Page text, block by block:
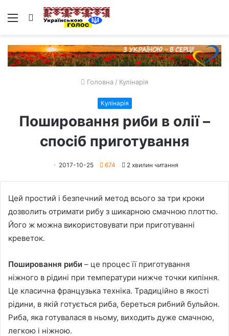
Меню Пошук
Головна / Кулінарія
Кулінарія
Пошировання риби в олії –
спосіб приготування
2017-10-25 674 2 хвилин читання
Цей простий і безпечний метод всього за три кроки
дозволить отримати рибу з шикарною смачною плоттю.
Його ж можна використовувати при приготуванні
креветок.
Пошировання риби – це процес її приготування
ніжного в рідині при температури нижче точки кипіння.
Це класична французька техніка. Традиційно в якості
рідини, в якій готується риба, береться рибний бульйон.
Риба, яка готувалася в ньому, виходить дуже смачною,
легкою і ніжною.